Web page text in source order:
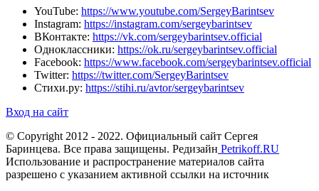
YouTube: https://www.youtube.com/SergeyBarintsev
Instagram: https://instagram.com/sergeybarintsev
ВКонтакте: https://vk.com/sergeybarintsev.official
Одноклассники: https://ok.ru/sergeybarintsev.official
Facebook: https://www.facebook.com/sergeybarintsev.official
Twitter: https://twitter.com/SergeyBarintsev
Стихи.ру: https://stihi.ru/avtor/sergeybarintsev
Вход на сайт
© Copyright 2012 - 2022. Официальный сайт Сергея
Баринцева. Все права защищены. Редизайн Petrikoff.RU
Использование и распространение материалов сайта
разрешено с указанием активной ссылки на источник